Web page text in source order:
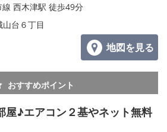
線 西木津駅 徒歩49分
台６丁目
地図を見る
おすすめポイント
屋♪エアコン２基やネット無料